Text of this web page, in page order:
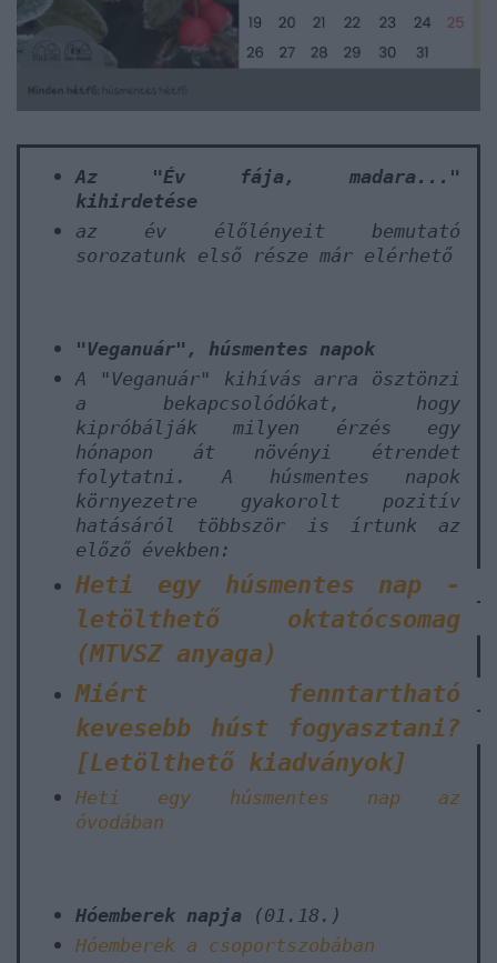
Az "Év fája, madara..."
kihirdetése
az év élőlényeit bemutató
sorozatunk első része már elérhető
"Veganuár", húsmentes napok
A
"Veganuár" kihívás arra ösztönzi
a bekapcsolódókat, hogy
kipróbálják milyen érzés egy
hónapon át növényi étrendet
folytatni. A húsmentes napok
környezetre gyakorolt pozitív
hatásáról többször is írtunk az
előző években:
Heti egy húsmentes nap -
letölthető oktatócsomag
(MTVSZ anyaga)
Miért fenntartható
kevesebb húst fogyasztani?
[Letölthető kiadványok]
Heti egy húsmentes nap az
óvodában
Hóemberek napja
(01.18.)
Hóemberek a csoportszobában